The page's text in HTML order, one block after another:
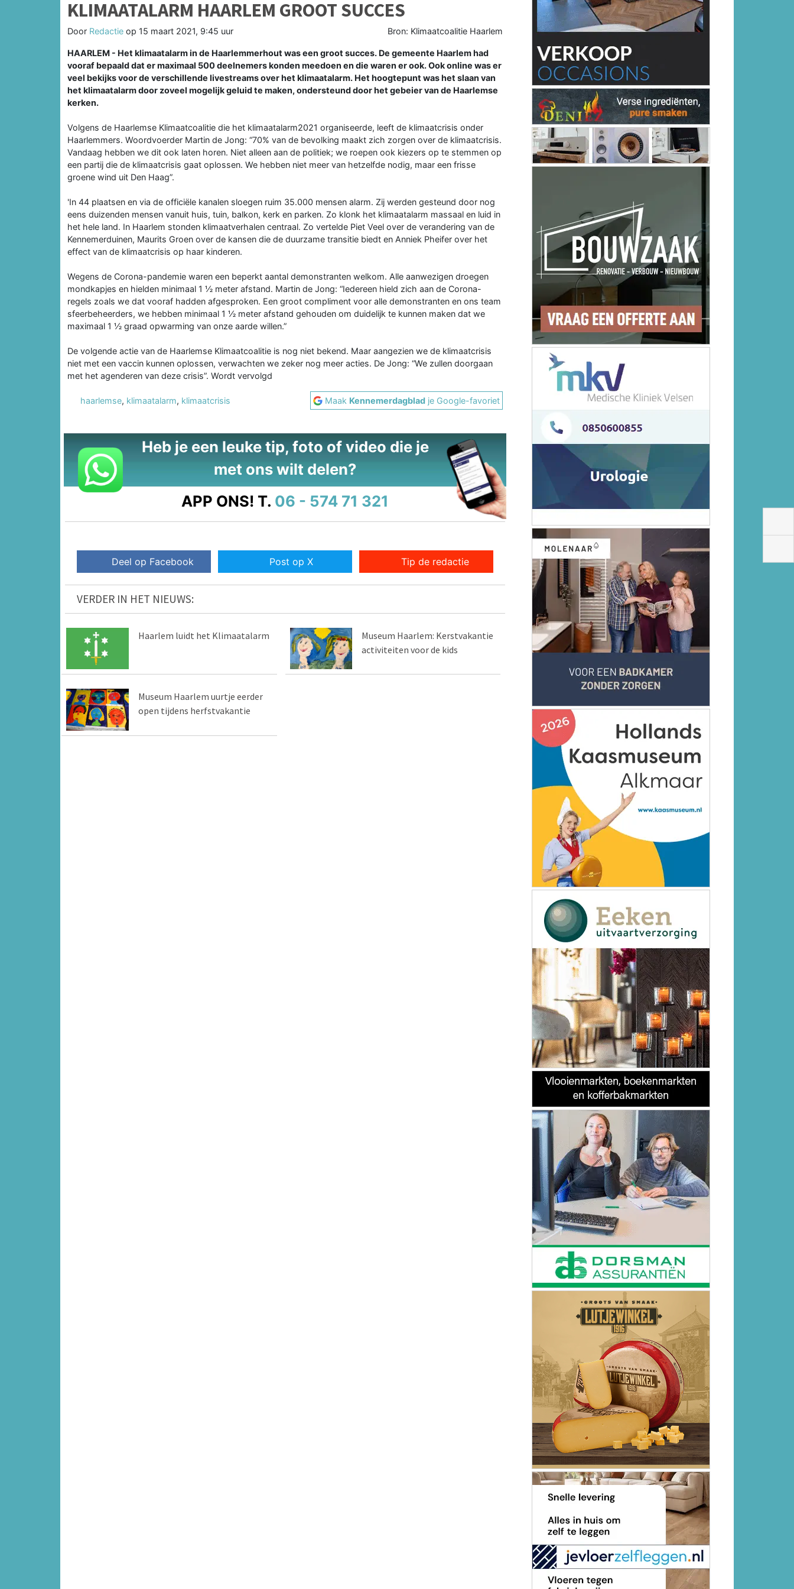
KLIMAATALARM HAARLEM GROOT SUCCES
Door Redactie op 15 maart 2021, 9:45 uur Bron: Klimaatcoalitie Haarlem
HAARLEM - Het klimaatalarm in de Haarlemmerhout was een groot succes. De gemeente Haarlem had
vooraf bepaald dat er maximaal 500 deelnemers konden meedoen en die waren er ook. Ook online was er
veel bekijks voor de verschillende livestreams over het klimaatalarm. Het hoogtepunt was het slaan van
het klimaatalarm door zoveel mogelijk geluid te maken, ondersteund door het gebeier van de Haarlemse
kerken.
Volgens de Haarlemse Klimaatcoalitie die het klimaatalarm2021 organiseerde, leeft de klimaatcrisis onder
Haarlemmers. Woordvoerder Martin de Jong: “70% van de bevolking maakt zich zorgen over de klimaatcrisis.
Vandaag hebben we dit ook laten horen. Niet alleen aan de politiek; we roepen ook kiezers op te stemmen op
een partij die de klimaatcrisis gaat oplossen. We hebben niet meer van hetzelfde nodig, maar een frisse
groene wind uit Den Haag”.
'In 44 plaatsen en via de officiële kanalen sloegen ruim 35.000 mensen alarm. Zij werden gesteund door nog
eens duizenden mensen vanuit huis, tuin, balkon, kerk en parken. Zo klonk het klimaatalarm massaal en luid in
het hele land. In Haarlem stonden klimaatverhalen centraal. Zo vertelde Piet Veel over de verandering van de
Kennemerduinen, Maurits Groen over de kansen die de duurzame transitie biedt en Anniek Pheifer over het
effect van de klimaatcrisis op haar kinderen.
Wegens de Corona-pandemie waren een beperkt aantal demonstranten welkom. Alle aanwezigen droegen
mondkapjes en hielden minimaal 1 ½ meter afstand. Martin de Jong: “Iedereen hield zich aan de Corona-
regels zoals we dat vooraf hadden afgesproken. Een groot compliment voor alle demonstranten en ons team
sfeerbeheerders, we hebben minimaal 1 ½ meter afstand gehouden om duidelijk te kunnen maken dat we
maximaal 1 ½ graad opwarming van onze aarde willen.”
De volgende actie van de Haarlemse Klimaatcoalitie is nog niet bekend. Maar aangezien we de klimaatcrisis
niet met een vaccin kunnen oplossen, verwachten we zeker nog meer acties. De Jong: “We zullen doorgaan
met het agenderen van deze crisis”. Wordt vervolgd
haarlemse, klimaatalarm, klimaatcrisis Maak Kennemerdagblad je Google-favoriet
Heb je een leuke tip, foto of video die je
met ons wilt delen?
APP ONS! T. 06 - 574 71 321
Deel op Facebook Post op X Tip de redactie
VERDER IN HET NIEUWS:
Haarlem luidt het Klimaatalarm
Museum Haarlem: Kerstvakantie
activiteiten voor de kids
Museum Haarlem uurtje eerder
open tijdens herfstvakantie